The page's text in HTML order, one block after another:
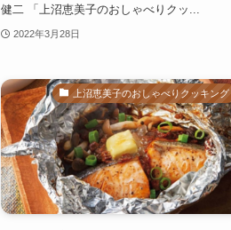
健二 「上沼恵美子のおしゃべりクッ...
2022年3月28日
上沼恵美子のおしゃべりクッキング